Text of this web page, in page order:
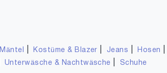
Mäntel Kostüme & Blazer Jeans Hosen
Unterwäsche & Nachtwäsche Schuhe